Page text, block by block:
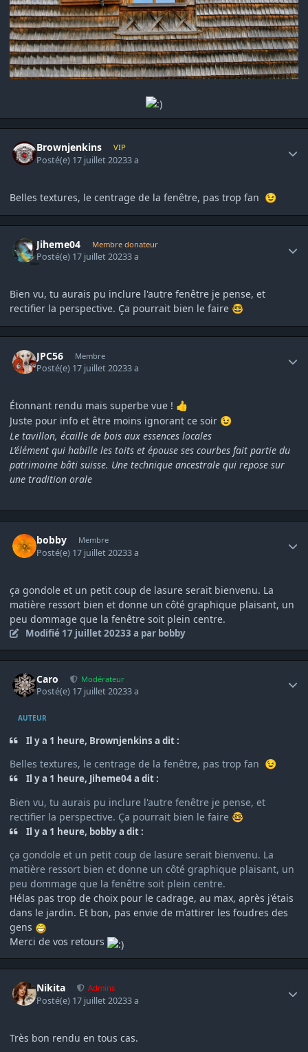
Brownjenkins VIP
Posté(e) 17 juillet 20233 a
Belles textures, le centrage de la fenêtre, pas trop fan 😉
Jiheme04 Membre donateur
Posté(e) 17 juillet 20233 a
Bien vu, tu aurais pu inclure l'autre fenêtre je pense, et
rectifier la perspective. Ça pourrait bien le faire 🤓
JPC56 Membre
Posté(e) 17 juillet 20233 a
Étonnant rendu mais superbe vue ! 👍
Juste pour info et être moins ignorant ce soir 😉
Le tavillon, écaille de bois aux essences locales
L’élément qui habille les toits et épouse ses courbes fait partie du
patrimoine bâti suisse. Une technique ancestrale qui repose sur
une tradition orale
bobby Membre
Posté(e) 17 juillet 20233 a
ça gondole et un petit coup de lasure serait bienvenu. La
matière ressort bien et donne un côté graphique plaisant, un
peu dommage que la fenêtre soit plein centre.
Modifié 17 juillet 20233 a par bobby
Caro Modérateur
Posté(e) 17 juillet 20233 a
AUTEUR
Il y a 1 heure, Brownjenkins a dit :
Belles textures, le centrage de la fenêtre, pas trop fan 😉
Il y a 1 heure, Jiheme04 a dit :
Bien vu, tu aurais pu inclure l'autre fenêtre je pense, et
rectifier la perspective. Ça pourrait bien le faire 🤓
Il y a 1 heure, bobby a dit :
ça gondole et un petit coup de lasure serait bienvenu. La
matière ressort bien et donne un côté graphique plaisant, un
peu dommage que la fenêtre soit plein centre.
Hélas pas trop de choix pour le cadrage, au max, après j'étais
dans le jardin. Et bon, pas envie de m'attirer les foudres des
gens
Merci de vos retours
Nikita Admins
Posté(e) 17 juillet 20233 a
Très bon rendu en tous cas.